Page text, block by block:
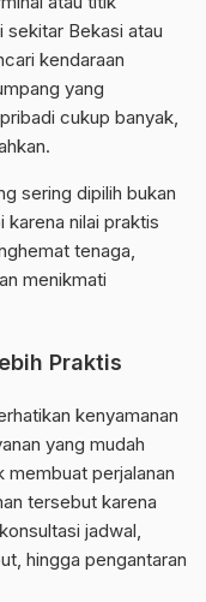
Bekasi atau
kendaraan
yang
cukup banyak,
sering dipilih bukan
karena nilai praktis
tenaga,
menikmati
Praktis
kenyamanan
yang mudah
membuat perjalanan
tersebut karena
jadwal,
hingga pengantaran